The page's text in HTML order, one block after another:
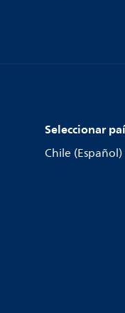
Seleccionar
Chile (Español)